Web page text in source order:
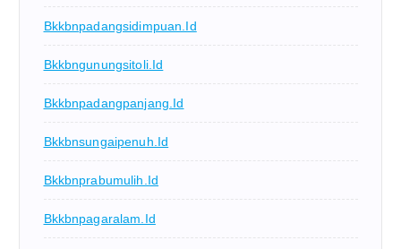
Bkkbnpadangsidimpuan.id
Bkkbngunungsitoli.id
Bkkbnpadangpanjang.id
Bkkbnsungaipenuh.id
Bkkbnprabumulih.id
Bkkbnpagaralam.id